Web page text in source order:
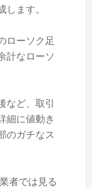
ます。
ローソク足
計なローソ
など、取引
細に値動き
のガチなス
者では見る